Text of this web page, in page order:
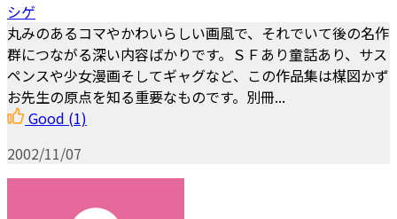
シゲ
丸みのあるコマやかわいらしい画風で、それでいて後の名作
群につながる深い内容ばかりです。ＳＦあり童話あり、サス
ペンスや少女漫画そしてギャグなど、この作品集は楳図かず
お先生の原点を知る重要なものです。別冊...
Good (1)
2002/11/07